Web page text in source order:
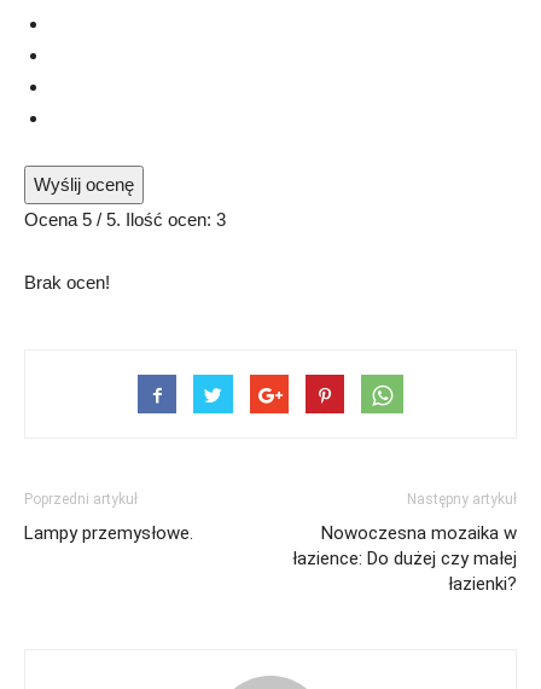
Wyślij ocenę
Ocena 5 / 5. Ilość ocen: 3
Brak ocen!
Poprzedni artykuł
Lampy przemysłowe.
Następny artykuł
Nowoczesna mozaika w
łazience: Do dużej czy małej
łazienki?